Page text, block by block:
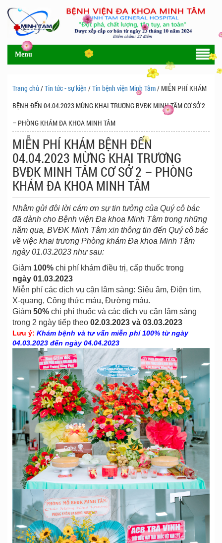
Menu
Trang chủ /Tin tức - sự kiện /Tin bệnh viện Minh Tâm/ MIỄN PHÍ KHÁM
BỆNH ĐẾN 04.04.2023 MỪNG KHAI TRƯƠNG BVĐK MINH TÂM CƠ SỞ 2
– PHÒNG KHÁM ĐA KHOA MINH TÂM
MIỄN PHÍ KHÁM BỆNH ĐẾN
04.04.2023 MỪNG KHAI TRƯƠNG
BVĐK MINH TÂM CƠ SỞ 2 – PHÒNG
KHÁM ĐA KHOA MINH TÂM
Nhằm gửi đôi lời cám ơn sự tin tưởng của Quý cô bác
đã dành cho Bệnh viện Đa khoa Minh Tâm trong những
năm qua, BVĐK Minh Tâm xin thông tin đến Quý cô bác
về việc khai trương Phòng khám Đa khoa Minh Tâm
ngày 01.03.2023 như sau:
Giảm 100% chi phí khám điều trị, cấp thuốc trong
ngày 01.03.2023
Miễn phí các dịch vụ cận lâm sàng: Siêu âm, Điện tim,
X-quang, Công thức máu, Đường máu.
Giảm 50% chi phí thuốc và các dịch vụ cận lâm sàng
trong 2 ngày tiếp theo 02.03.2023 và 03.03.2023
Lưu ý: Khám bệnh và tư vấn miễn phí 100% từ ngày
04.03.2023 đến ngày 04.04.2023